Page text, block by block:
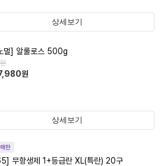
상세보기
멀] 알룰로스 500g
원
원
상세보기
한
무항생제 1+등급란 XL(특란) 20구